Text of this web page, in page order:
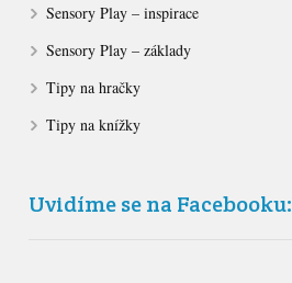
Sensory Play – inspirace
Sensory Play – základy
Tipy na hračky
Tipy na knížky
Uvidíme se na Facebooku: